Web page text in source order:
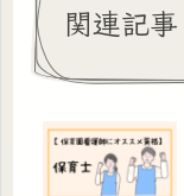
関連記事